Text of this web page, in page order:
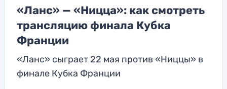
«Ланс» — «Ницца»: как смотреть
трансляцию финала Кубка
Франции
«Ланс» сыграет 22 мая против «Ниццы» в
финале Кубка Франции